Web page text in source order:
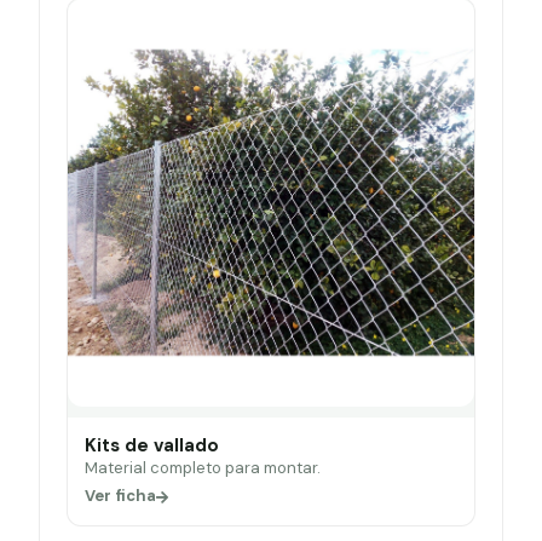
Kits de vallado
Material completo para montar.
Ver ficha